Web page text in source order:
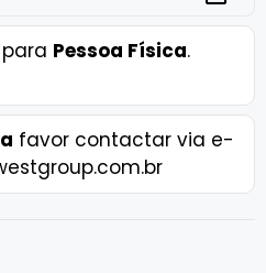
Pessoa Física.
favor contactar via e-